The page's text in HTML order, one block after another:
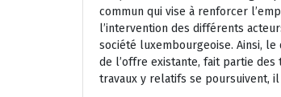
commun qui vise à renforcer
l’intervention des différents
société luxembourgeoise. Ainsi,
de l’offre existante, fait partie
travaux y relatifs se poursuivent,